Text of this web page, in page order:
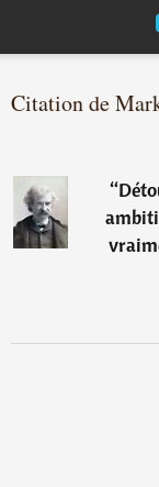
Citation de
“